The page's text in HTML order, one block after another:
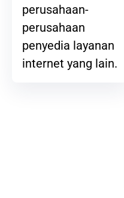
perusahaan-
perusahaan
penyedia layanan
internet yang lain.